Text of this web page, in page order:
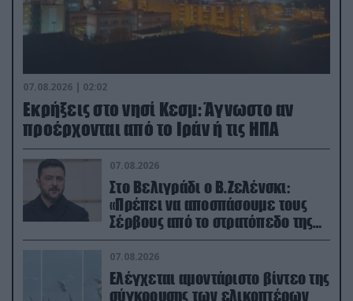
07.08.2026 | 02:02
Εκρήξεις στο νησί Κεσμ: Άγνωστο αν
προέρχονται από το Ιράν ή τις ΗΠΑ
07.08.2026
Στο Βελιγράδι ο Β.Ζελένσκι:
«Πρέπει να αποσπάσουμε τους
Σέρβους από το στρατόπεδο της
Ρωσίας»
07.08.2026
Ελέγχεται αμοντάριστο βίντεο της
σύγκρουσης των ελικοπτέρων